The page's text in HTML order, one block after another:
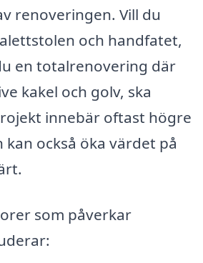
renoveringen. Vill du
och handfatet,
en totalrenovering där
kakel och golv, ska
innebär oftast högre
kan också öka värdet på
som påverkar